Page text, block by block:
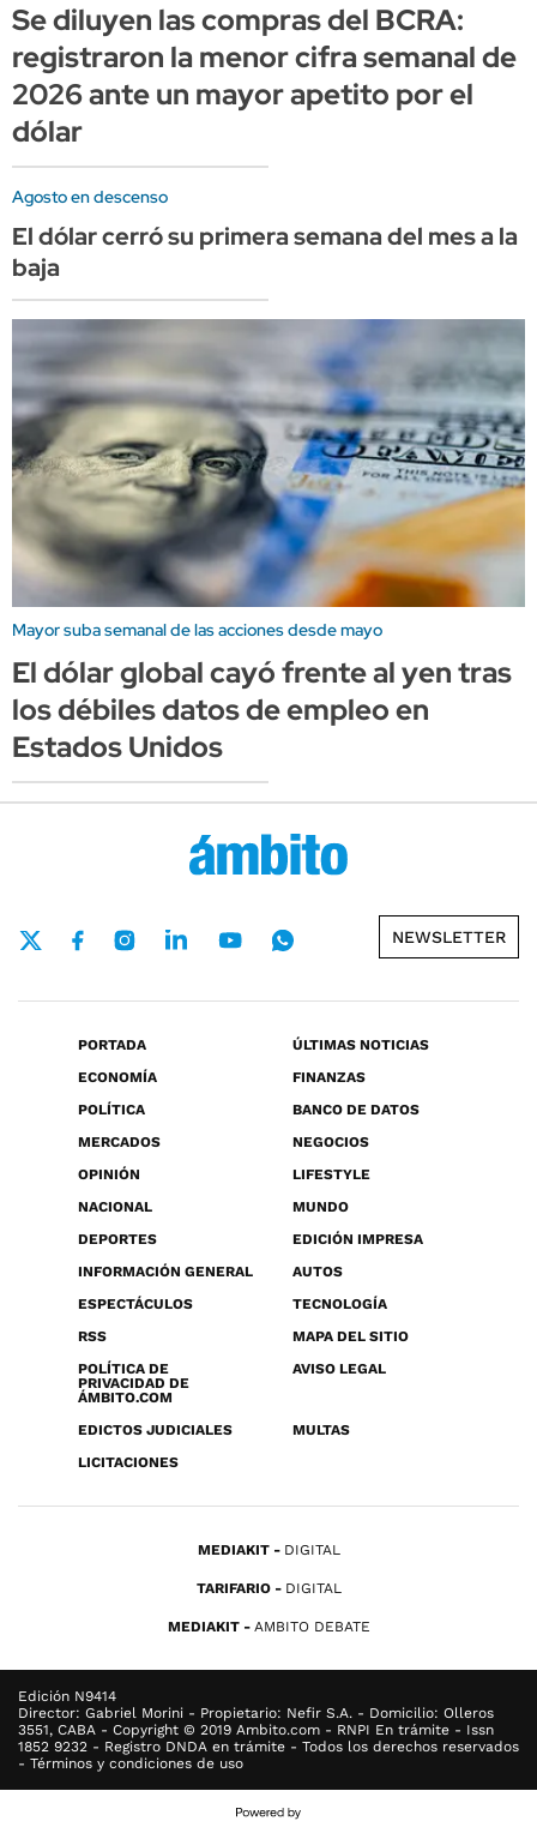
Se diluyen las compras del BCRA:
registraron la menor cifra semanal de
2026 ante un mayor apetito por el
dólar
Agosto en descenso
El dólar cerró su primera semana del mes a la
baja
Mayor suba semanal de las acciones desde mayo
El dólar global cayó frente al yen tras
los débiles datos de empleo en
Estados Unidos
NEWSLETTER
PORTADA
ÚLTIMAS NOTICIAS
ECONOMÍA
FINANZAS
POLÍTICA
BANCO DE DATOS
MERCADOS
NEGOCIOS
OPINIÓN
LIFESTYLE
NACIONAL
MUNDO
DEPORTES
EDICIÓN IMPRESA
INFORMACIÓN GENERAL
AUTOS
ESPECTÁCULOS
TECNOLOGÍA
RSS
MAPA DEL SITIO
POLÍTICA DE
PRIVACIDAD DE
ÁMBITO.COM
AVISO LEGAL
EDICTOS JUDICIALES
MULTAS
LICITACIONES
MEDIAKIT DIGITAL
TARIFARIO DIGITAL
MEDIAKIT AMBITO DEBATE
Edición N9414
Director: Gabriel Morini - Propietario: Nefir S.A. - Domicilio: Olleros
3551, CABA - Copyright © 2019 Ambito.com - RNPI En trámite - Issn
1852 9232 - Registro DNDA en trámite - Todos los derechos reservados
- Términos y condiciones de uso